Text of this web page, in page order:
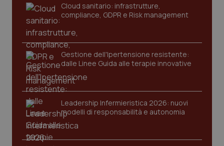
Cloud sanitario: infrastrutture,
compliance, GDPR e Risk management
Gestione dell'Ipertensione resistente:
dalle Linee Guida alle terapie innovative
Leadership Infermieristica 2026: nuovi
modelli di responsabilità e autonomia
navigazione sulle pagine e l'accesso alle aree
protette del sito. Il sito web non è in grado di
funzionare correttamente senza questi cookie.
Nome
VISITOR_PRIVACY_METADATA
YouTube
.youtube.com